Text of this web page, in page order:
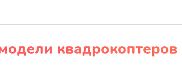
квадрокоптеров